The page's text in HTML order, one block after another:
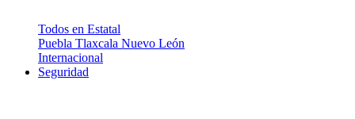
Todos en Estatal
Puebla Tlaxcala Nuevo León
Internacional
Seguridad